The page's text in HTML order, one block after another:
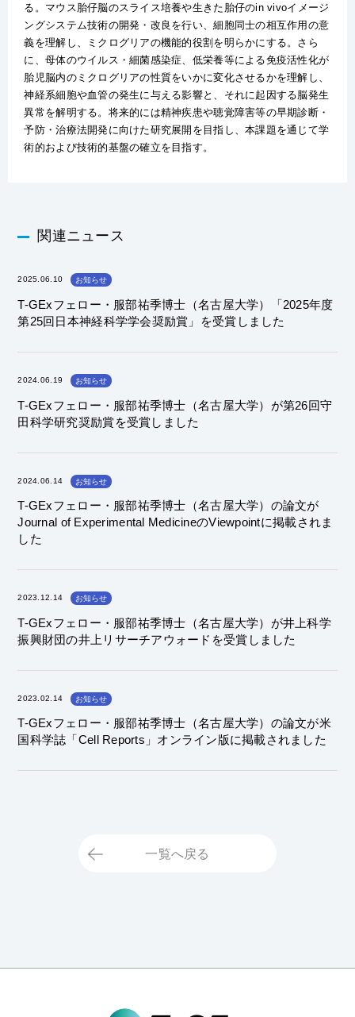
る。マウス胎仔脳のスライス培養や生きた胎仔のin vivoイメージ
ングシステム技術の開発・改良を行い、細胞同士の相互作用の意
義を理解し、ミクログリアの機能的役割を明らかにする。さら
に、母体のウイルス・細菌感染症、低栄養等による免疫活性化が
胎児脳内のミクログリアの性質をいかに変化させるかを理解し、
神経系細胞や血管の発生に与える影響と、それに起因する脳発生
異常を解明する。将来的には精神疾患や聴覚障害等の早期診断・
予防・治療法開発に向けた研究展開を目指し、本課題を通じて学
術的および技術的基盤の確立を目指す。
関連ニュース
2025.06.10 お知らせ
T-GExフェロー・服部祐季博士（名古屋大学）「2025年度
第25回日本神経科学学会奨励賞」を受賞しました
2024.06.19 お知らせ
T-GExフェロー・服部祐季博士（名古屋大学）が第26回守
田科学研究奨励賞を受賞しました
2024.06.14 お知らせ
T-GExフェロー・服部祐季博士（名古屋大学）の論文が
Journal of Experimental MedicineのViewpointに掲載されま
した
2023.12.14 お知らせ
T-GExフェロー・服部祐季博士（名古屋大学）が井上科学
振興財団の井上リサーチアウォードを受賞しました
2023.02.14 お知らせ
T-GExフェロー・服部祐季博士（名古屋大学）の論文が米
国科学誌「Cell Reports」オンライン版に掲載されました
一覧へ戻る